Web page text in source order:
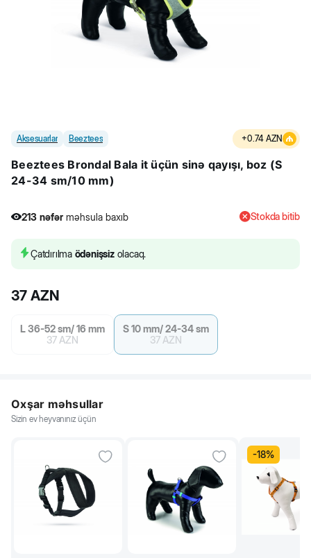
Aksesuarlar Beeztees +0.74 AZN
Beeztees Brondal Bala it üçün sinə qayışı, boz (S
24-34 sm/10 mm)
213 nəfər məhsula baxıb Stokda bitib
Çatdırılma ödənişsizolacaq.
37 AZN
L 36-52 sm/ 16 mm
37 AZN
S 10 mm/ 24-34 sm
37 AZN
Oxşar məhsullar
Sizin ev heyvanınız üçün
-18%